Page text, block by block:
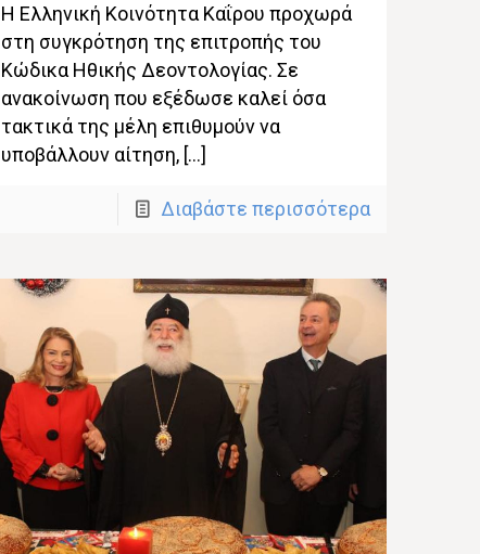
Η Ελληνική Κοινότητα Καΐρου προχωρά
στη συγκρότηση της επιτροπής του
Κώδικα Ηθικής Δεοντολογίας. Σε
ανακοίνωση που εξέδωσε καλεί όσα
τακτικά της μέλη επιθυμούν να
υποβάλλουν αίτηση, […]
Διαβάστε περισσότερα